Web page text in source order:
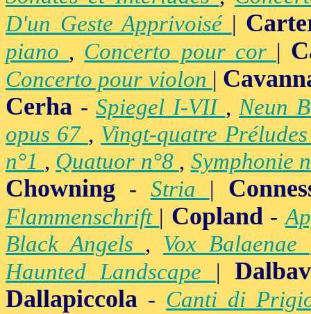
D'un Geste Apprivoisé |
piano , Concerto pour cor |
Concerto pour violon |
Cerha -Spiegel I-VII ,Neun
opus 67 , Vingt-quatre
n°1 , Quatuor n°8 , Symphonie
Chowning - Stria |
Flammenschrift | Copland-
Black Angels , Vox Balaenae
Haunted Landscape |
Dallapiccola - Canti di